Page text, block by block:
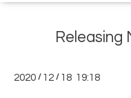
Releasing
2020 / 12 / 18 19:18